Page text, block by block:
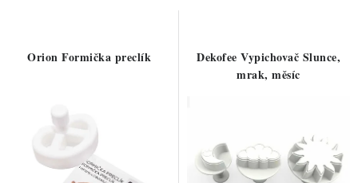
Orion Formička preclík
Dekofee Vypichovač Slunce,
mrak, měsíc